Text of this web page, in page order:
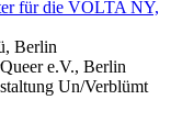
für die VOLTA NY,
Berlin
e.V., Berlin
Un/Verblümt